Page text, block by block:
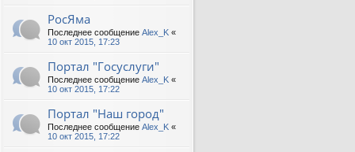
РосЯма
Последнее сообщение Alex_K «
10 окт 2015, 17:23
Портал "Госуслуги"
Последнее сообщение Alex_K «
10 окт 2015, 17:22
Портал "Наш город"
Последнее сообщение Alex_K «
10 окт 2015, 17:22